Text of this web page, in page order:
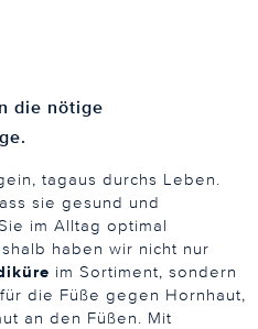
die nötige
tagaus durchs Leben.
sie gesund und
im Alltag optimal
haben wir nicht nur
im Sortiment, sondern
die Füße gegen Hornhaut,
an den Füßen. Mit